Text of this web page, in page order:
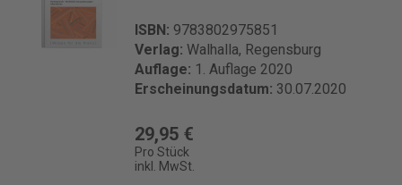
Krankenversicherungs- und
Pflegeversicherungsrecht Wichtige Entscheidungen
der höheren Instanzen Abgedruckt sind vor allem
rechtskräftige Urteile und Beschlüsse der
Oberverwaltungsgerichte/Verwaltungsgerichtshöfe
Bundessozialgerichts. Einfache Recherche und
elektronisches Archiv Dank der CD-ROM sowie mit
ISBN: 9783802975851
Verlag: Walhalla, Regensburg
Auflage: 1. Auflage 2020
Erscheinungsdatum: 30.07.2020
29,95 €
Pro Stück
inkl. MwSt.